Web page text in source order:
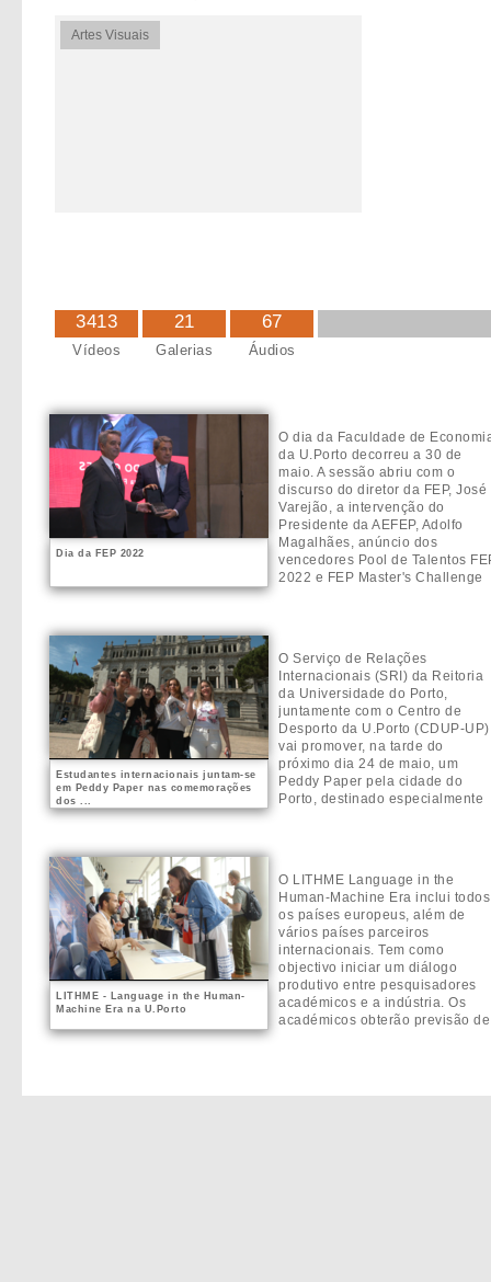
unidade curricular entre U.Porto e MNSR
Artes Visuais
3413
Vídeos
21
Galerias
67
Áudios
Dia da FEP 2022
O dia da Faculdade de
da U.Porto decorreu a 30 de
maio. A sessão abriu com o
discurso do diretor da FEP, José
Varejão, a intervenção do
Presidente da AEFEP, Adolfo
Magalhães, anúncio dos
vencedores Pool de Talentos
2022 e FEP Master's Challenge
Estudantes internacionais juntam-se
em Peddy Paper nas comemorações
dos ...
O Serviço de Relações
Internacionais (SRI) da Reitoria
da Universidade do Porto,
juntamente com o Centro de
Desporto da U.Porto (CDUP-
vai promover, na tarde do
próximo dia 24 de maio, um
Peddy Paper pela cidade do
Porto, destinado especialmente
LITHME - Language in the Human-
Machine Era na U.Porto
O LITHME Language in the
Human-Machine Era inclui todos
os países europeus, além de
vários países parceiros
internacionais. Tem como
objectivo iniciar um diálogo
produtivo entre pesquisadores
académicos e a indústria. Os
académicos obterão previsão de